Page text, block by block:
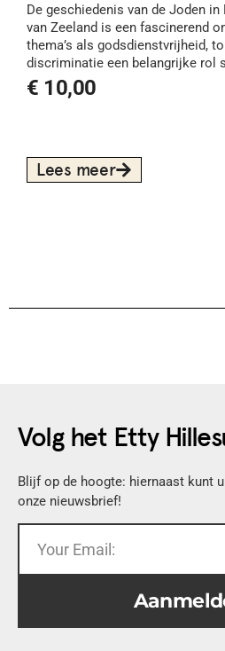
De geschiedenis van de Joden
van Zeeland is een fascinerend
thema’s als godsdienstvrijheid,
discriminatie een belangrijke rol
€ 10,00
Lees meer
Volg het Etty
Blijf op de hoogte: hiernaast kunt
onze nieuwsbrief!